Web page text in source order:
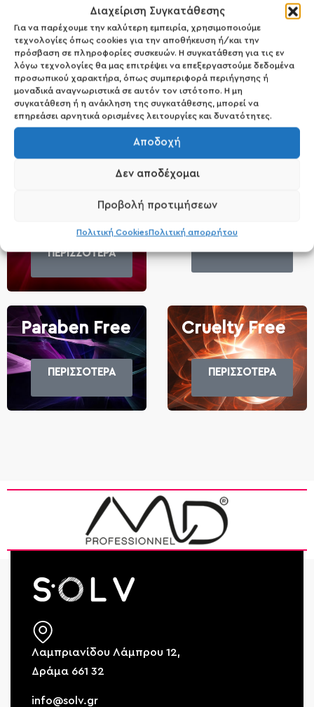
Διαχείριση Συγκατάθεσης
Για να παρέχουμε την καλύτερη εμπειρία, χρησιμοποιούμε
τεχνολογίες όπως cookies για την αποθήκευση ή/και την
πρόσβαση σε πληροφορίες συσκευών. Η συγκατάθεση για τις εν
λόγω τεχνολογίες θα μας επιτρέψει να επεξεργαστούμε δεδομένα
προσωπικού χαρακτήρα, όπως συμπεριφορά περιήγησης ή
μοναδικά αναγνωριστικά σε αυτόν τον ιστότοπο. Η μη
συγκατάθεση ή η ανάκληση της συγκατάθεσης, μπορεί να
επηρεάσει αρνητικά ορισμένες λειτουργίες και δυνατότητες.
Αποδοχή
Δεν αποδέχομαι
Προβολή προτιμήσεων
Πολιτική CookiesΠολιτική απορρήτου
Κ
ρ
έ
μ
ε
ς
&
S
c
r
u
b
Σ
ώ
μ
α
τ
ο
ς 65 Κ
α
θ
α
ρ
ι
σ
μό
ς
Π
ρ
ο
σ
ώ
π
ο
υ 30
01
ΠΕΡΙΣΣΟΤΕΡΑ
Gluten Free
Paraben Free
ΠΕΡΙΣΣΟΤΕΡΑ
Cruelty Free
ΠΕΡΙΣΣΟΤΕΡΑ
Λαμπριανίδου Λάμπρου 12,
Δράμα 661 32
info@solv.gr